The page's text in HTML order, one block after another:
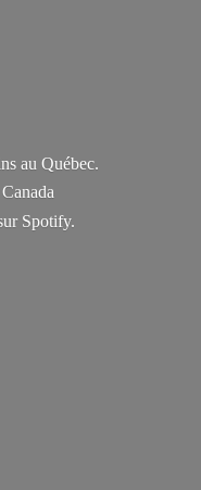
au Québec.
Spotify.